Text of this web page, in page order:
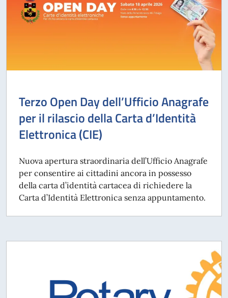
Terzo Open Day dell’Ufficio Anagrafe
per il rilascio della Carta d’Identità
Elettronica (CIE)
Nuova apertura straordinaria dell’Ufficio Anagrafe
per consentire ai cittadini ancora in possesso
della carta d’identità cartacea di richiedere la
Carta d’Identità Elettronica senza appuntamento.